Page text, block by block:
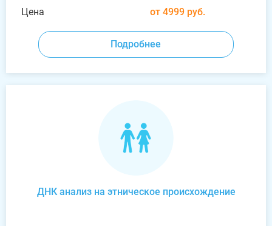
Цена
от 4999 руб.
Подробнее
ДНК анализ на этническое происхождение